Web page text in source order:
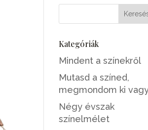
Kategóriák
Mindent a színekről
Mutasd a színed,
megmondom ki
Négy évszak
színelmélet